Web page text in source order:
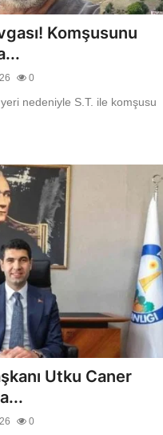
Komşusunu
0
nedeniyle S.T. ile komşusu
Utku Caner
0